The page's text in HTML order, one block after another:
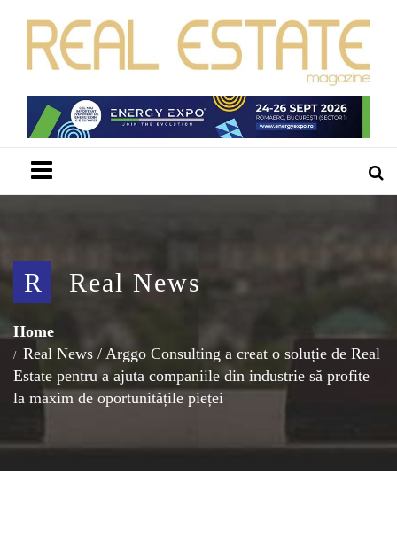
R Real News
Home
Real News / Arggo Consulting a creat o soluție de Real
Estate pentru a ajuta companiile din industrie să profite
la maxim de oportunitățile pieței